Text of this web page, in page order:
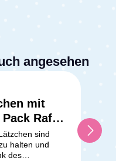
angesehen
mit
Raffi
sind
halten und
des